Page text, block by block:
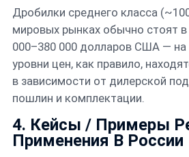
Дробилки среднего класса
мировых рынках обычно стоят в
000–380 000 долларов США —
уровни цен, как правило,
в зависимости от дилерской
пошлин и комплектации.
4. Кейсы / Примеры
Применения В России